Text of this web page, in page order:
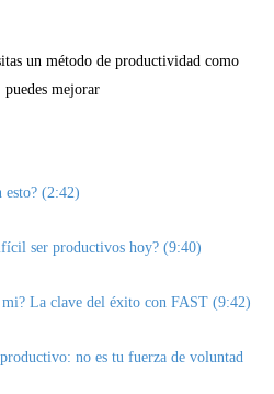
un método de productividad como
mejorar
esto? (2:42)
ser productivos hoy? (9:40)
La clave del éxito con FAST (9:42)
no es tu fuerza de voluntad